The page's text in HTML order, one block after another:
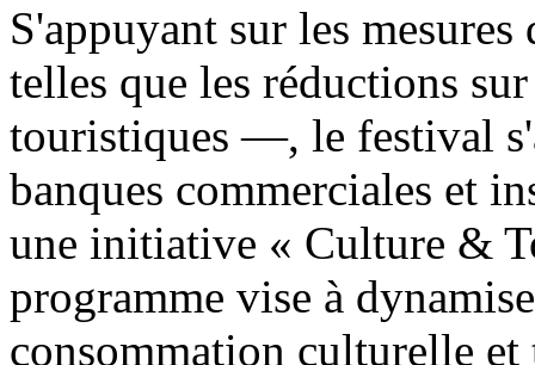
S'appuyant sur les
telles que les réductions
touristiques —, le festival
banques commerciales et
une initiative « Culture &
programme vise à
consommation culturelle et